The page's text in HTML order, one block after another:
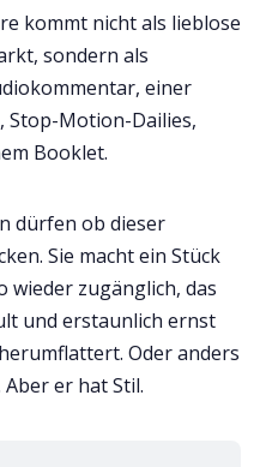
kommt nicht als lieblose
sondern als
einer
Stop-Motion-Dailies,
Booklet.
dürfen ob dieser
Sie macht ein Stück
wieder zugänglich, das
und erstaunlich ernst
Oder anders
er hat Stil.